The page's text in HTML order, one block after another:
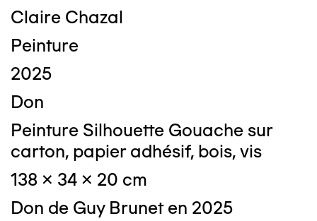
Claire Chazal
Peinture
2025
Don
Peinture Silhouette Gouache sur
carton, papier adhésif, bois, vis
138 x 34 x 20 cm
Don de Guy Brunet en 2025